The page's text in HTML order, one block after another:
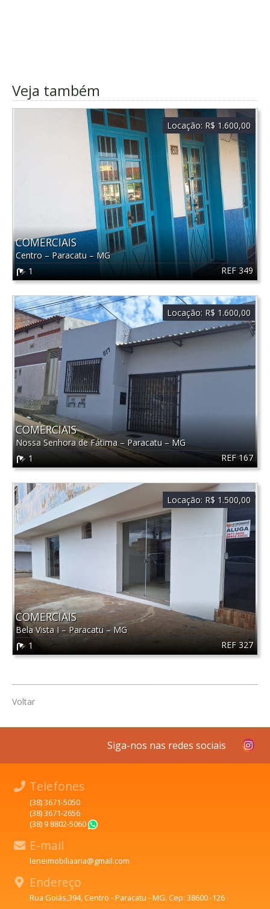
Veja também
REF 349
COMERCIAIS
Centro–Paracatu–MG
1
Locação: R$ 1.600,00
REF 167
COMERCIAIS
Nossa Senhora de Fátima– Paracatu – MG
1
Locação: R$ 1.600,00
REF 327
COMERCIAIS
Bela Vista I– Paracatu–MG
1
Locação: R$ 1.500,00
Voltar
Siga-nos nas redes sociais
Telefones
(38) 3671-5050
(38) 3671-2656
(38) 9 8802-5060
E-mail
leneimobiliaaria@gmail.com
Endereço
Rua Goiás,394, Centro - Paracatu - MG. Cep: 38600 -126